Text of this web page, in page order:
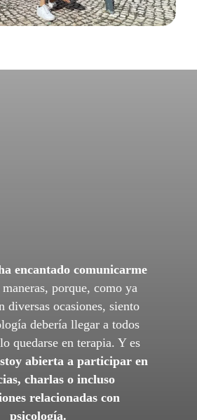
encantado comunicarme
porque, como ya
diversas ocasiones, siento
debería llegar a todos
quedarse en terapia. Y es
abierta a participar en
charlas o incluso
relacionadas con
psicología.